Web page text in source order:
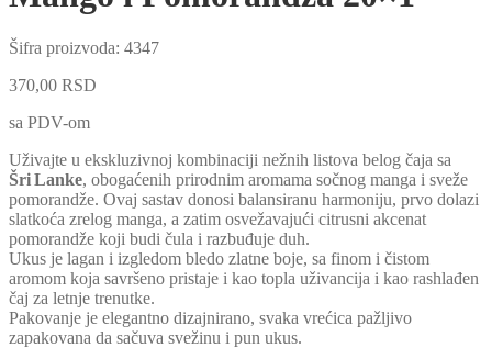
Šifra proizvoda: 4347
370,00 RSD
sa PDV-om
Uživajte u ekskluzivnoj kombinaciji nežnih listova belog čaja sa
Šri Lanke, obogaćenih prirodnim aromama sočnog manga i sveže
pomorandže. Ovaj sastav donosi balansiranu harmoniju, prvo dolazi
slatkoća zrelog manga, a zatim osvežavajući citrusni akcenat
pomorandže koji budi čula i razbuđuje duh.
Ukus je lagan i izgledom bledo zlatne boje, sa finom i čistom
aromom koja savršeno pristaje i kao topla uživancija i kao rashlađen
čaj za letnje trenutke.
Pakovanje je elegantno dizajnirano, svaka vrećica pažljivo
zapakovana da sačuva svežinu i pun ukus.